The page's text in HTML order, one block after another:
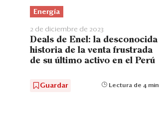
Energía
2 de diciembre de 2023
Deals de Enel: la desconocida
historia de la venta frustrada
de su último activo en el Perú
Guardar Lectura de 4 min